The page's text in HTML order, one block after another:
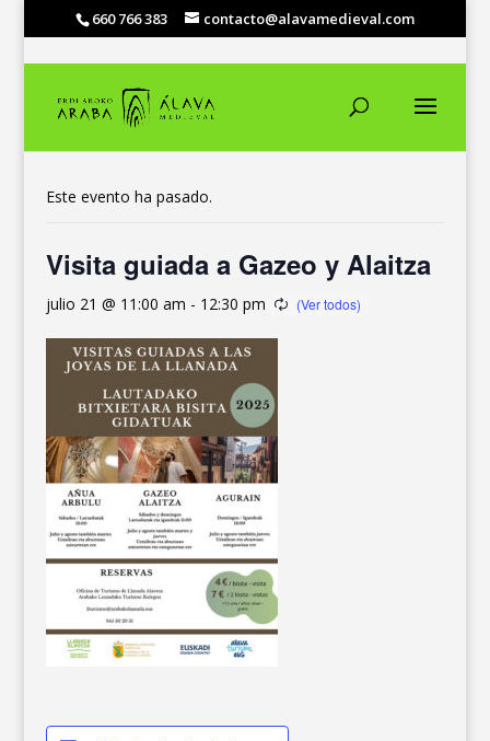
660 766 383 contacto@alavamedieval.com
Este evento ha pasado.
Visita guiada a Gazeo y Alaitza
julio 21 @ 11:00 am - 12:30 pm